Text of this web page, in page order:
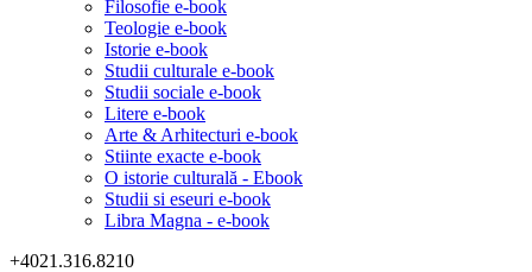
Filosofie e-book
Teologie e-book
Istorie e-book
Studii culturale e-book
Studii sociale e-book
Litere e-book
Arte & Arhitecturi e-book
Stiinte exacte e-book
O istorie culturală - Ebook
Studii si eseuri e-book
Libra Magna - e-book
+4021.316.8210